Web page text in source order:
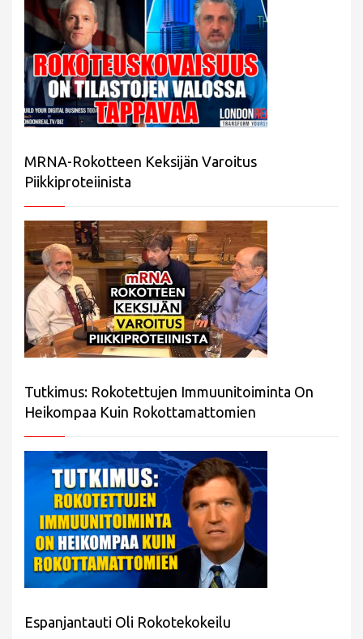
MRNA-Rokotteen Keksijän Varoitus
Piikkiproteiinista
Tutkimus: Rokotettujen Immuunitoiminta On
Heikompaa Kuin Rokottamattomien
Espanjantauti Oli Rokotekokeilu